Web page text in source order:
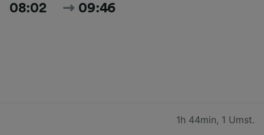
08:02 09:46
1h 44min, 1 Umst.